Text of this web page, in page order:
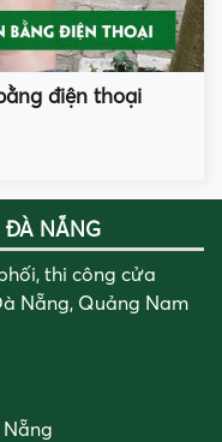
điện thoại
ĐÀ NẴNG
thi công cửa
Nẵng, Quảng Nam
Nẵng